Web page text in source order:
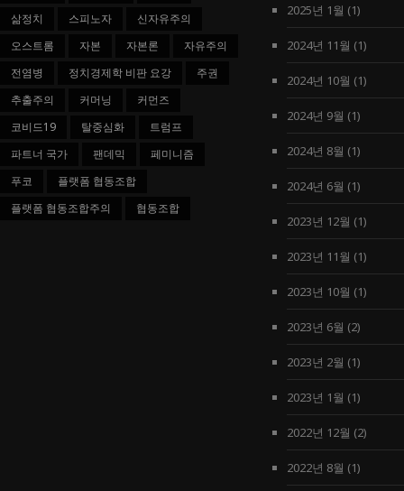
삶정치
스피노자
신자유주의
오스트롬
자본 자본론
자유주의
전염병
정치경제학 비판 요강
주권
추출주의
커머닝
커먼즈
코비드19
탈중심화
트럼프
파트너 국가
팬데믹
페미니즘
푸코
플랫폼 협동조합
플랫폼 협동조합주의
협동조합
2025년 1월 (1)
2024년 11월 (1)
2024년 10월 (1)
2024년 9월 (1)
2024년 8월 (1)
2024년 6월 (1)
2023년 12월 (1)
2023년 11월 (1)
2023년 10월 (1)
2023년 6월 (2)
2023년 2월 (1)
2023년 1월 (1)
2022년 12월 (2)
2022년 8월 (1)